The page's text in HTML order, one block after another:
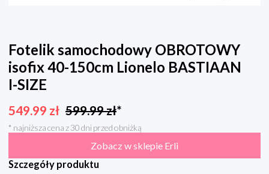
Fotelik samochodowy OBROTOWY
isofix 40-150cm Lionelo BASTIAAN
I-SIZE
549.99 zł 599.99zł*
* najniższa cena z 30 dni przed obniżką
Zobacz w sklepie Erli
Szczegóły produktu